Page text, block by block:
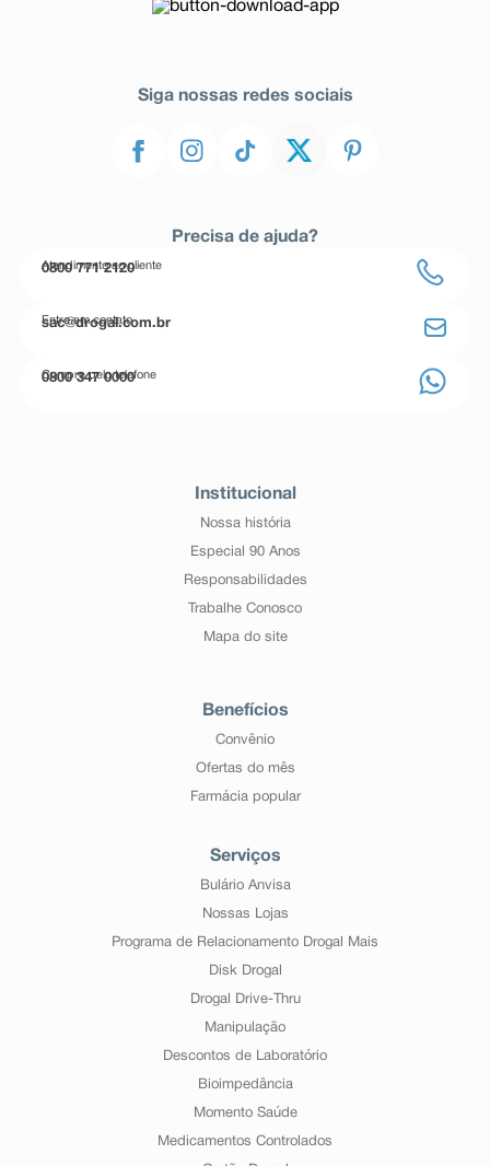
Siga nossas redes sociais
Precisa de ajuda?
Atendimento ao cliente
0800 771 2120
Entre em contato
sac@drogal.com.br
Compre pelo telefone
0800 347 0000
Institucional
Nossa história
Especial 90 Anos
Responsabilidades
Trabalhe Conosco
Mapa do site
Benefícios
Convênio
Ofertas do mês
Farmácia popular
Serviços
Bulário Anvisa
Nossas Lojas
Programa de Relacionamento Drogal Mais
Disk Drogal
Drogal Drive-Thru
Manipulação
Descontos de Laboratório
Bioimpedância
Momento Saúde
Medicamentos Controlados